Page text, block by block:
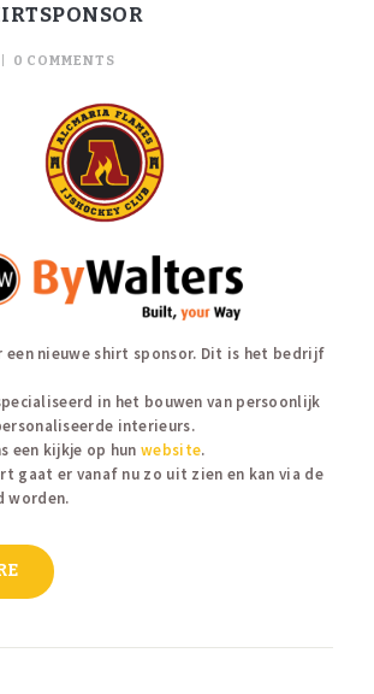
0 COMMENTS
een nieuwe shirt sponsor. Dit is het bedrijf
in het bouwen van persoonlijk
interieurs.
een kijkje op hunwebsite.
gaat er vanaf nu zo uit zien en kan via de
worden.